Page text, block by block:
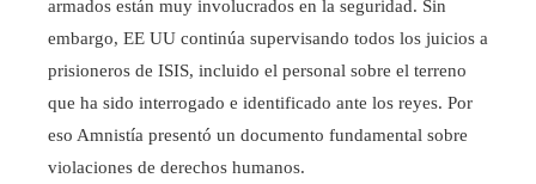
armados están muy involucrados en la seguridad. Sin
embargo, EE UU continúa supervisando todos los juicios a
prisioneros de ISIS, incluido el personal sobre el terreno
que ha sido interrogado e identificado ante los reyes. Por
eso Amnistía presentó un documento fundamental sobre
violaciones de derechos humanos.